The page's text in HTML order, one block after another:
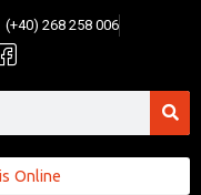
(+40) 268 258 006
Online